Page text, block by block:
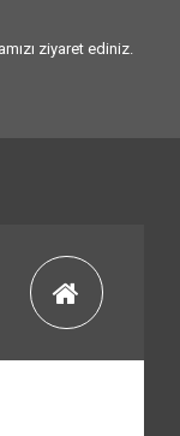
için var gücümüzle